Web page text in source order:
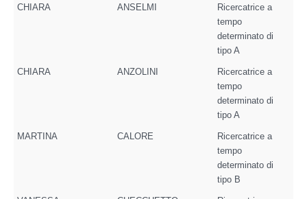
CHIARA ANSELMI
Ricercatrice a
tempo
determinato di
tipo A
CHIARA ANZOLINI
Ricercatrice a
tempo
determinato di
tipo A
MARTINA CALORE
Ricercatrice a
tempo
determinato di
tipo B